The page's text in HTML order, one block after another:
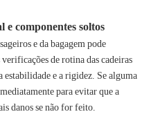
componentes soltos
e da bagagem pode
de rotina das cadeiras
e a rigidez. Se alguma
para evitar que a
danos se não for feito.